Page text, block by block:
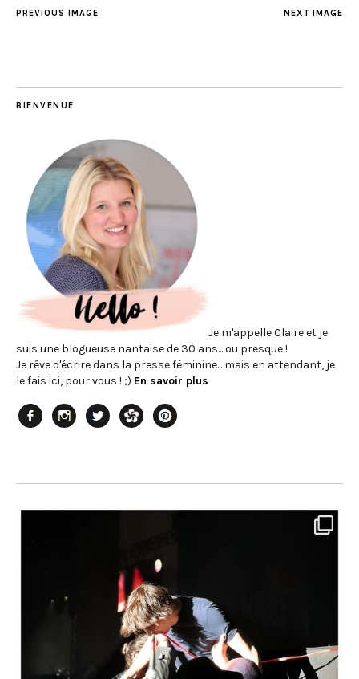
NEXT IMAGE
PREVIOUS IMAGE
BIENVENUE
Je m'appelle Claire et je
suis une blogueuse nantaise de 30 ans... ou presque !
Je rêve d'écrire dans la presse féminine... mais en attendant, je
le fais ici, pour vous ! ;) En savoir plus